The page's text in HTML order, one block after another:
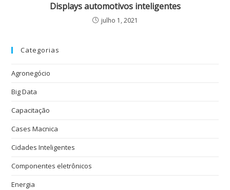
Displays automotivos inteligentes
julho 1, 2021
Categorias
Agronegócio
Big Data
Capacitação
Cases Macnica
Cidades Inteligentes
Componentes eletrônicos
Energia